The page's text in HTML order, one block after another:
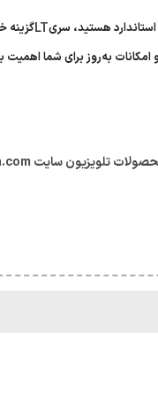
هستید، سریLTگزینه
امکانات به‌روز برای شما
تلویزیونسایت